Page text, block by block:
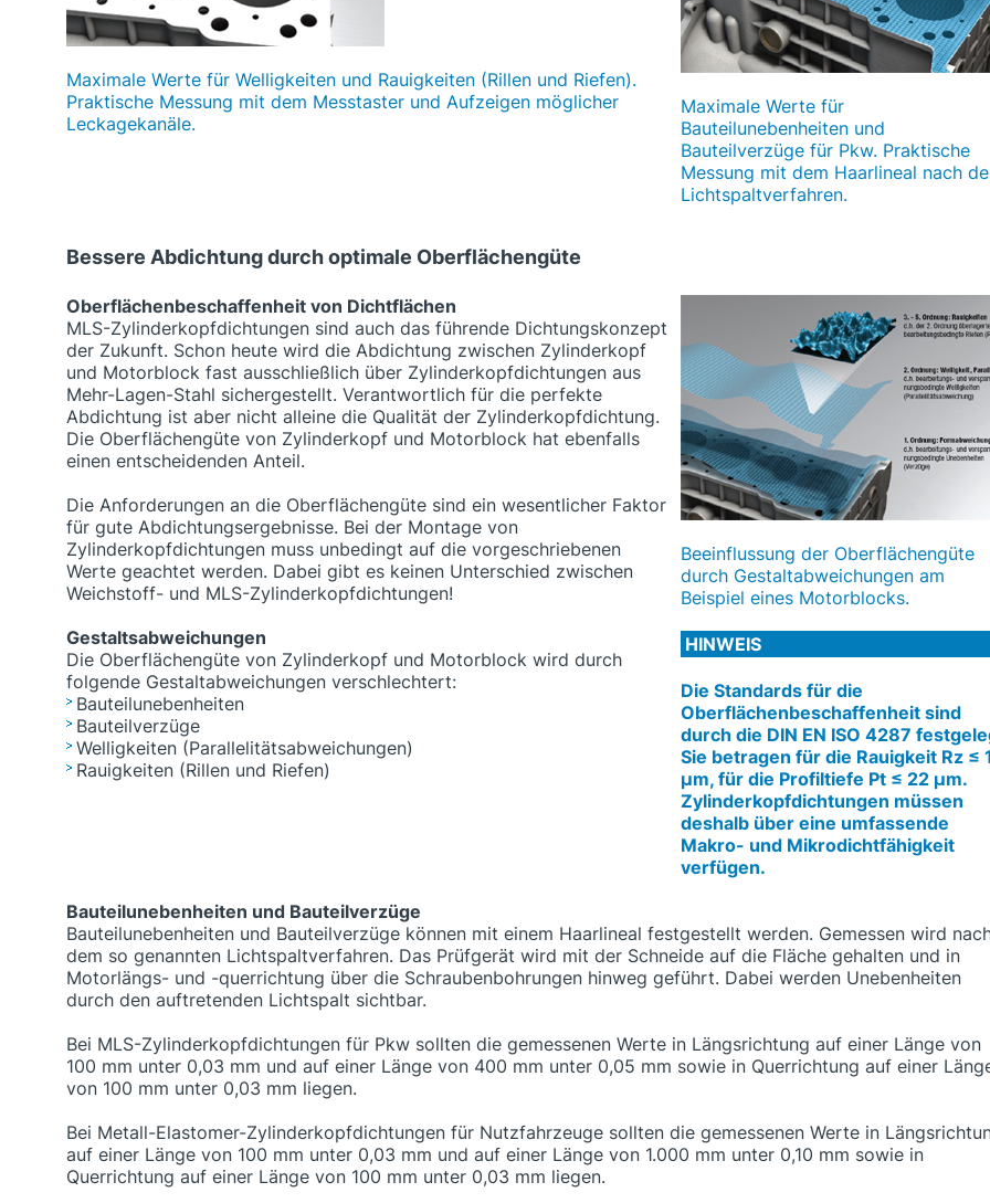
Maximale Werte für Welligkeiten und Rauigkeiten (Rillen und Riefen).
Praktische Messung mit dem Messtaster und Aufzeigen möglicher
Leckagekanäle.
Maximale Werte für
Bauteilunebenheiten und
Bauteilverzüge für Pkw. Praktische
Messung mit dem Haarlineal nach
Lichtspaltverfahren.
Bessere Abdichtung durch optimale Oberflächengüte
Oberflächenbeschaffenheit von Dichtflächen
MLS-Zylinderkopfdichtungen sind auch das führende Dichtungskonzept
der Zukunft. Schon heute wird die Abdichtung zwischen Zylinderkopf
und Motorblock fast ausschließlich über Zylinderkopfdichtungen aus
Mehr-Lagen-Stahl sichergestellt. Verantwortlich für die perfekte
Abdichtung ist aber nicht alleine die Qualität der Zylinderkopfdichtung.
Die Oberflächengüte von Zylinderkopf und Motorblock hat ebenfalls
einen entscheidenden Anteil.
Die Anforderungen an die Oberflächengüte sind ein wesentlicher Faktor
für gute Abdichtungsergebnisse. Bei der Montage von
Zylinderkopfdichtungen muss unbedingt auf die vorgeschriebenen
Werte geachtet werden. Dabei gibt es keinen Unterschied zwischen
Weichstoff- und MLS-Zylinderkopfdichtungen!
Gestaltsabweichungen
Die Oberflächengüte von Zylinderkopf und Motorblock wird durch
folgende Gestaltabweichungen verschlechtert:
Bauteilunebenheiten
Bauteilverzüge
Welligkeiten (Parallelitätsabweichungen)
Rauigkeiten (Rillen und Riefen)
Beeinflussung der Oberflächengüte
durch Gestaltabweichungen am
Beispiel eines Motorblocks.
HINWEIS
Die Standards für die
Oberflächenbeschaffenheit sind
durch die DIN EN ISO 4287
Sie betragen für die Rauigkeit Rz ≤
μm, für die Profiltiefe Pt ≤ 22 μm.
Zylinderkopfdichtungen müssen
deshalb über eine umfassende
Makro- und Mikrodichtfähigkeit
verfügen.
Bauteilunebenheiten und Bauteilverzüge
Bauteilunebenheiten und Bauteilverzüge können mit einem Haarlineal festgestellt werden. Gemessen wird
dem so genannten Lichtspaltverfahren. Das Prüfgerät wird mit der Schneide auf die Fläche gehalten und in
Motorlängs- und -querrichtung über die Schraubenbohrungen hinweg geführt. Dabei werden Unebenheiten
durch den auftretenden Lichtspalt sichtbar.
Bei MLS-Zylinderkopfdichtungen für Pkw sollten die gemessenen Werte in Längsrichtung auf einer Länge von
100 mm unter 0,03 mm und auf einer Länge von 400 mm unter 0,05 mm sowie in Querrichtung auf einer
von 100 mm unter 0,03 mm liegen.
Bei Metall-Elastomer-Zylinderkopfdichtungen für Nutzfahrzeuge sollten die gemessenen Werte in
auf einer Länge von 100 mm unter 0,03 mm und auf einer Länge von 1.000 mm unter 0,10 mm sowie in
Querrichtung auf einer Länge von 100 mm unter 0,03 mm liegen.